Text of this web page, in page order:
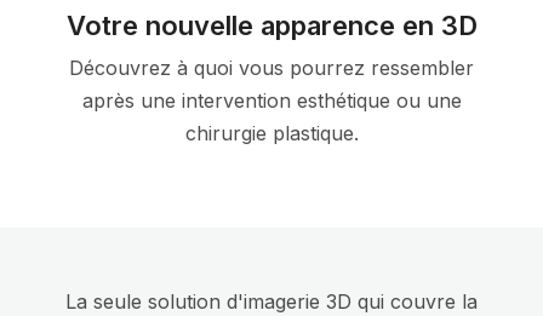
Votre nouvelle apparence en 3D
Découvrez à quoi vous pourrez ressembler
après une intervention esthétique ou une
chirurgie plastique.
La seule solution d'imagerie 3D qui couvre la